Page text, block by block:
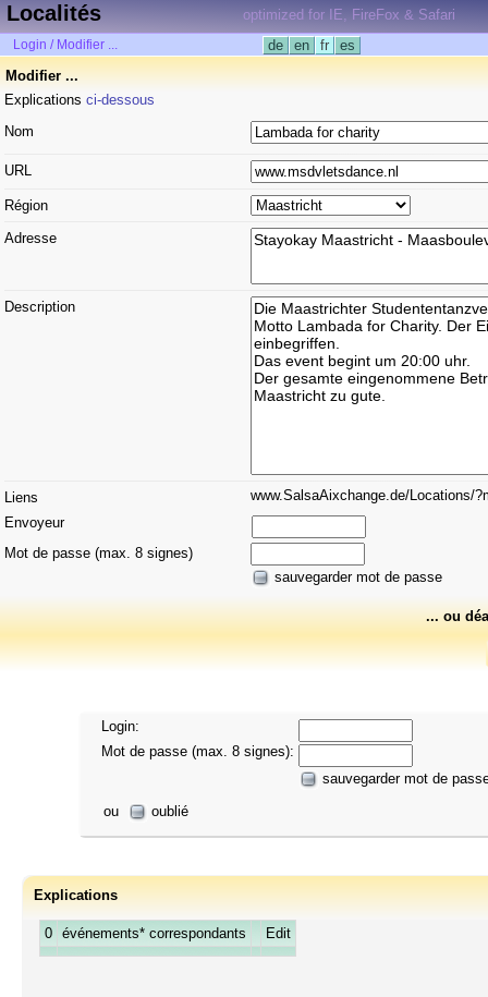
Localités optimized for IE, FireFox & Safari
Login / Modifier ... de en fr
es
Modifier ...
Explications ci-dessous
Nom
URL
Région
Adresse
Description
Liens
www.SalsaAixchange.de/Locations/
Envoyeur
Mot de passe (max. 8 signes)
sauvegarder mot de passe
... ou
Login:
Mot de passe (max. 8 signes):
sauvegarder mot de
ou
oublié
Explications
0 événements* correspondants Edit